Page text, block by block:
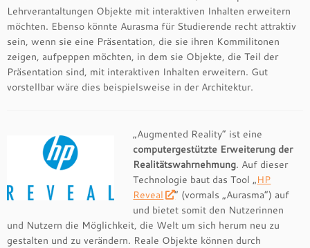
Lehrverantaltungen Objekte mit interaktiven Inhalten erweitern
möchten. Ebenso könnte Aurasma für Studierende recht attraktiv
sein, wenn sie eine Präsentation, die sie ihren Kommilitonen
zeigen, aufpeppen möchten, in dem sie Objekte, die Teil der
Präsentation sind, mit interaktiven Inhalten erweitern. Gut
vorstellbar wäre dies beispielsweise in der Architektur.
„Augmented Reality“ ist eine
computergestützte Erweiterung der
Realitätswahrnehmung. Auf dieser
Technologie baut das Tool „HP
Reveal
“ (vormals „Aurasma“) auf
und bietet somit den Nutzerinnen
und Nutzern die Möglichkeit, die Welt um sich herum neu zu
gestalten und zu verändern. Reale Objekte können durch